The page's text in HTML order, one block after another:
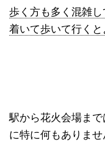
歩く方も多く混雑し
着いて歩いて行くと
駅から花火会場ま
に特に何もありま